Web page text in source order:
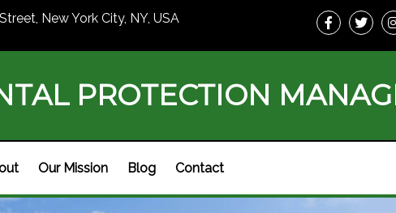
New York City, NY, USA
PROTECTION
Our Mission Blog Contact